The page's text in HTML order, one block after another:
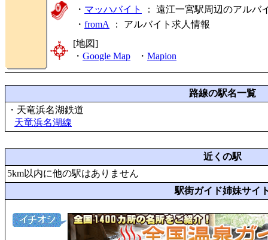
・ マッハバイト
： 遠江一宮駅周辺のアルバ
・ fromA ： アルバイト求人情報
[地図]
・ Google Map ・ Mapion
路線の駅名一覧
・天竜浜名湖鉄道
天竜浜名湖線
近くの駅
5km以内に他の駅はありません
駅街ガイド姉妹サイ